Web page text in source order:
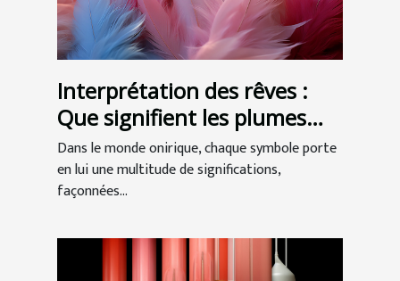
Interprétation des rêves :
Que signifient les plumes
dans nos songes ?
Dans le monde onirique, chaque symbole porte
en lui une multitude de significations,
façonnées...